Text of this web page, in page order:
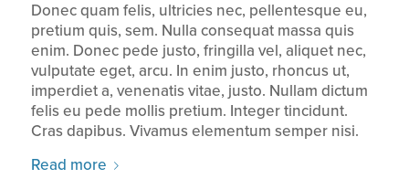
Donec quam felis, ultricies nec, pellentesque eu,
pretium quis, sem. Nulla consequat massa quis
enim. Donec pede justo, fringilla vel, aliquet nec,
vulputate eget, arcu. In enim justo, rhoncus ut,
imperdiet a, venenatis vitae, justo. Nullam dictum
felis eu pede mollis pretium. Integer tincidunt.
Cras dapibus. Vivamus elementum semper nisi.
Read more